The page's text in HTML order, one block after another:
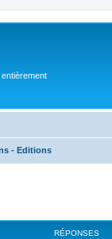
- Editions
RÉPONSES